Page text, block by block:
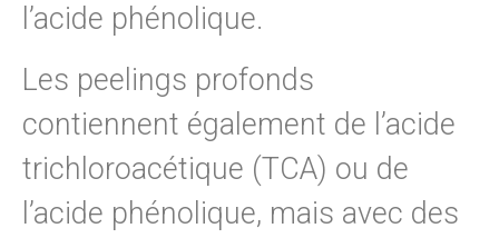
l’acide phénolique.
Les peelings profonds
contiennent également de l’acide
trichloroacétique (TCA) ou de
l’acide phénolique, mais avec des